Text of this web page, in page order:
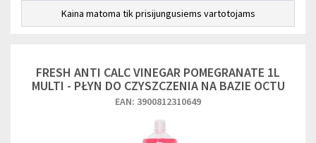
Kaina matoma tik prisijungusiems vartotojams
FRESH ANTI CALC VINEGAR POMEGRANATE 1L
MULTI - PŁYN DO CZYSZCZENIA NA BAZIE OCTU
EAN: 3900812310649